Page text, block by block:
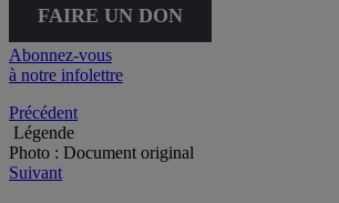
FAIRE UN DON
Abonnez-vous
à notre infolettre
Précédent
Légende
Photo : Document original
Suivant